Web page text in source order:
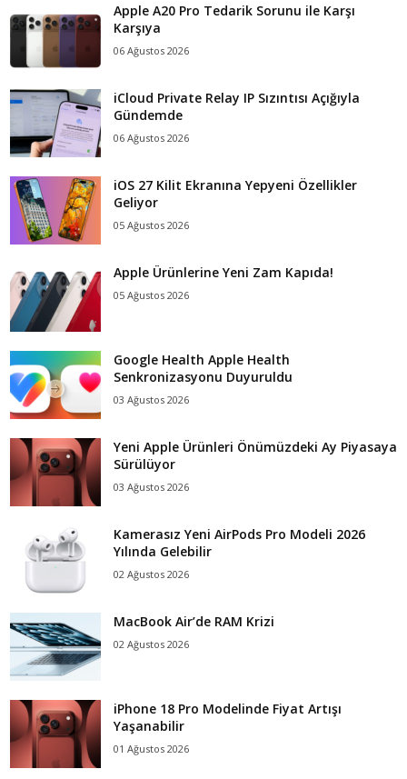
Apple A20 Pro Tedarik Sorunu ile Karşı
Karşıya
06 Ağustos 2026
iCloud Private Relay IP Sızıntısı Açığıyla
Gündemde
06 Ağustos 2026
iOS 27 Kilit Ekranına Yepyeni Özellikler
Geliyor
05 Ağustos 2026
Apple Ürünlerine Yeni Zam Kapıda!
05 Ağustos 2026
Google Health Apple Health
Senkronizasyonu Duyuruldu
03 Ağustos 2026
Yeni Apple Ürünleri Önümüzdeki Ay Piyasaya
Sürülüyor
03 Ağustos 2026
Kamerasız Yeni AirPods Pro Modeli 2026
Yılında Gelebilir
02 Ağustos 2026
MacBook Air’de RAM Krizi
02 Ağustos 2026
iPhone 18 Pro Modelinde Fiyat Artışı
Yaşanabilir
01 Ağustos 2026